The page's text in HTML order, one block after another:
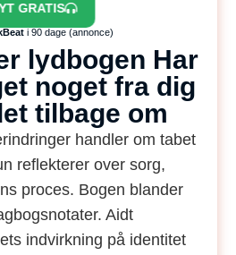
GRATIS
i 90 dage (annonce)
lydbogen Har
noget fra dig
tilbage om
handler om tabet
reflekterer over sorg,
proces. Bogen blander
Aidt
indvirkning på identitet